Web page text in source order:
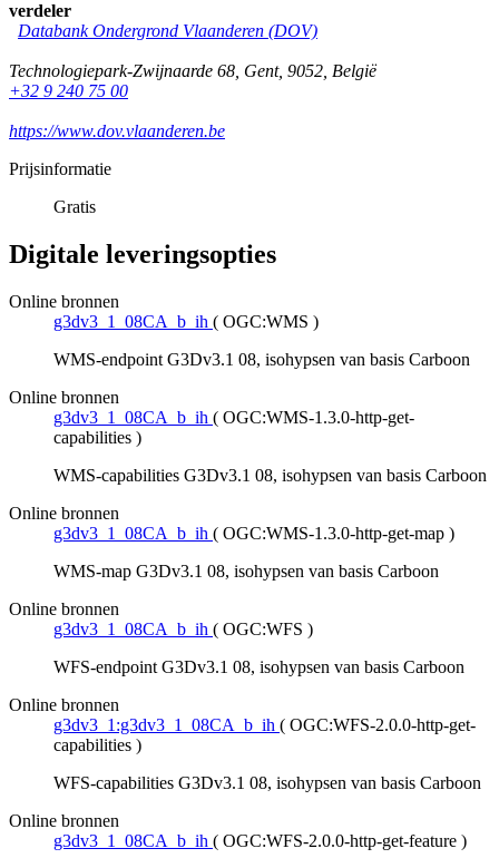
verdeler
Databank Ondergrond Vlaanderen (DOV)
Technologiepark-Zwijnaarde 68, Gent, 9052, België
+32 9 240 75 00
https://www.dov.vlaanderen.be
Prijsinformatie
Gratis
Digitale leveringsopties
Online bronnen
g3dv3_1_08CA_b_ih ( OGC:WMS )
WMS-endpoint G3Dv3.1 08, isohypsen van basis Carboon
Online bronnen
g3dv3_1_08CA_b_ih ( OGC:WMS-1.3.0-http-get-
capabilities )
WMS-capabilities G3Dv3.1 08, isohypsen van basis Carboon
Online bronnen
g3dv3_1_08CA_b_ih ( OGC:WMS-1.3.0-http-get-map )
WMS-map G3Dv3.1 08, isohypsen van basis Carboon
Online bronnen
g3dv3_1_08CA_b_ih ( OGC:WFS )
WFS-endpoint G3Dv3.1 08, isohypsen van basis Carboon
Online bronnen
g3dv3_1:g3dv3_1_08CA_b_ih ( OGC:WFS-2.0.0-http-get-
capabilities )
WFS-capabilities G3Dv3.1 08, isohypsen van basis Carboon
Online bronnen
g3dv3_1_08CA_b_ih ( OGC:WFS-2.0.0-http-get-feature )